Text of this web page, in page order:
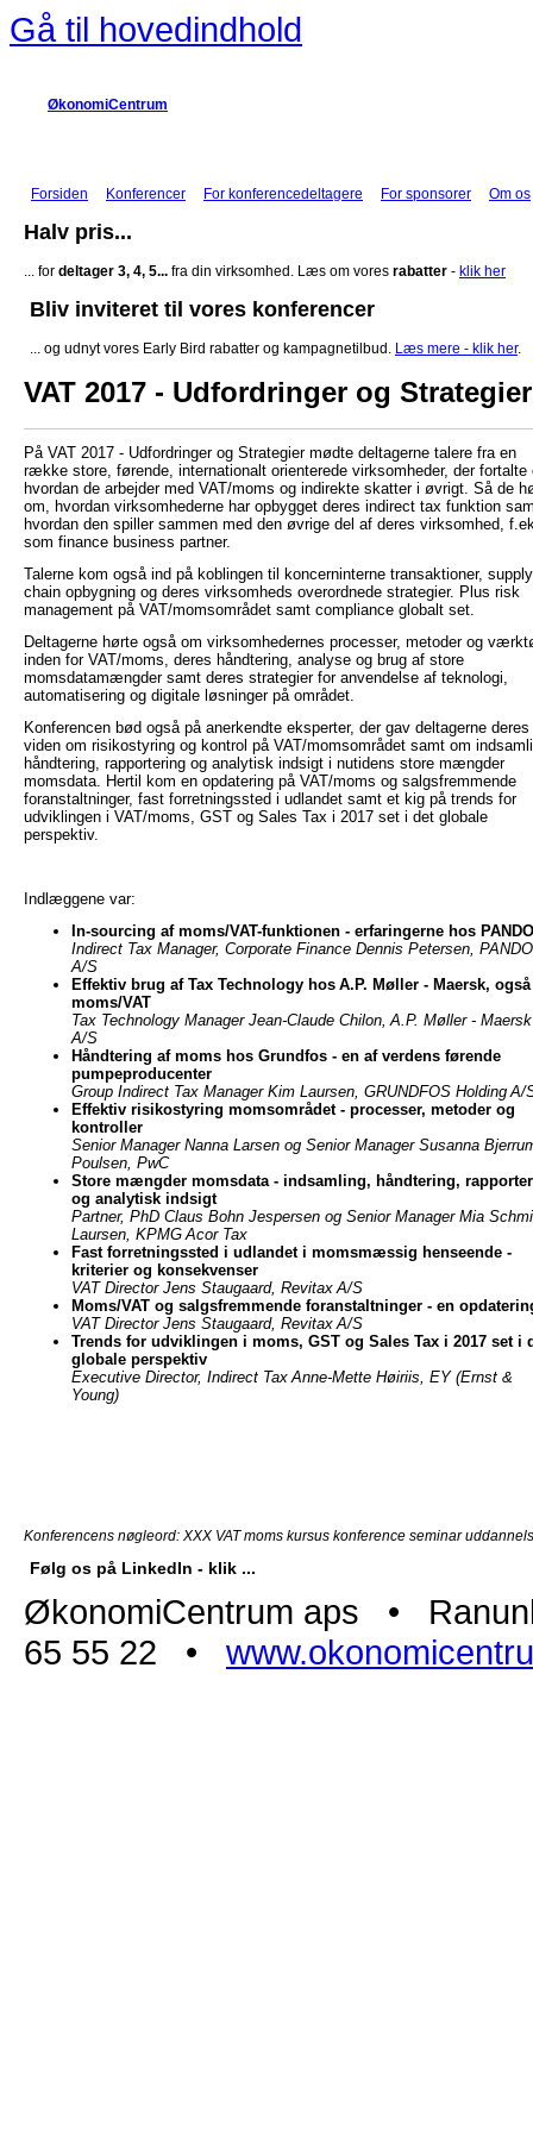
Gå til hovedindhold
ØkonomiCentrum
Forsiden Konferencer For konferencedeltagere For sponsorer Om os
Halv pris...
... for deltager 3, 4, 5... fra din virksomhed. Læs om vores rabatter - klik her
Bliv inviteret til vores konferencer
... og udnyt vores Early Bird rabatter og kampagnetilbud. Læs mere - klik her.
VAT 2017 - Udfordringer og
På VAT 2017 - Udfordringer og Strategier mødte deltagerne talere fra en
række store, førende, internationalt orienterede virksomheder, der fortalte
hvordan de arbejder med VAT/moms og indirekte skatter i øvrigt. Så de
om, hvordan virksomhederne har opbygget deres indirect tax funktion
hvordan den spiller sammen med den øvrige del af deres virksomhed,
som finance business partner.
Talerne kom også ind på koblingen til koncerninterne transaktioner, supply
chain opbygning og deres virksomheds overordnede strategier. Plus risk
management på VAT/momsområdet samt compliance globalt set.
Deltagerne hørte også om virksomhedernes processer, metoder og
inden for VAT/moms, deres håndtering, analyse og brug af store
momsdatamængder samt deres strategier for anvendelse af teknologi,
automatisering og digitale løsninger på området.
Konferencen bød også på anerkendte eksperter, der gav deltagerne deres
viden om risikostyring og kontrol på VAT/momsområdet samt om
håndtering, rapportering og analytisk indsigt i nutidens store mængder
momsdata. Hertil kom en opdatering på VAT/moms og salgsfremmende
foranstaltninger, fast forretningssted i udlandet samt et kig på trends for
udviklingen i VAT/moms, GST og Sales Tax i 2017 set i det globale
perspektiv.
Indlæggene var:
In-sourcing af moms/VAT-funktionen - erfaringerne hos
Indirect Tax Manager, Corporate Finance Dennis Petersen,
A/S
Effektiv brug af Tax Technology hos A.P. Møller - Maersk,
moms/VAT
Tax Technology Manager Jean-Claude Chilon, A.P. Møller - Maersk
A/S
Håndtering af moms hos Grundfos - en af verdens førende
pumpeproducenter
Group Indirect Tax Manager Kim Laursen, GRUNDFOS Holding A/
Effektiv risikostyring momsområdet - processer, metoder og
kontroller
Senior Manager Nanna Larsen og Senior Manager Susanna
Poulsen, PwC
Store mængder momsdata - indsamling, håndtering,
og analytisk indsigt
Partner, PhD Claus Bohn Jespersen og Senior Manager Mia
Laursen, KPMG Acor Tax
Fast forretningssted i udlandet i momsmæssig henseende -
kriterier og konsekvenser
VAT Director Jens Staugaard, Revitax A/S
Moms/VAT og salgsfremmende foranstaltninger - en
VAT Director Jens Staugaard, Revitax A/S
Trends for udviklingen i moms, GST og Sales Tax i 2017 set i
globale perspektiv
Executive Director, Indirect Tax Anne-Mette Høiriis, EY (Ernst &
Young)
Konferencens nøgleord: XXX VAT moms kursus konference seminar
Følg os på LinkedIn - klik ...
ØkonomiCentrum aps •
65 55 22 •